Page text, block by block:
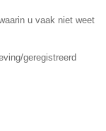
u vaak niet weet
geregistreerd